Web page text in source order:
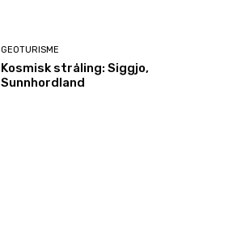
GEOTURISME
Kosmisk stråling: Siggjo,
Sunnhordland